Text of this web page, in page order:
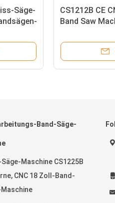
Säge-
CS1212B CE
Band Saw
Band-Säge-
Maschine CS1225B
CNC 18 Zoll-Band-